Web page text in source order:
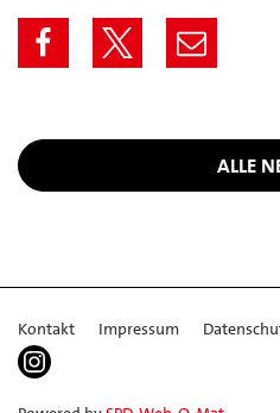
ALLE
Kontakt Impressum